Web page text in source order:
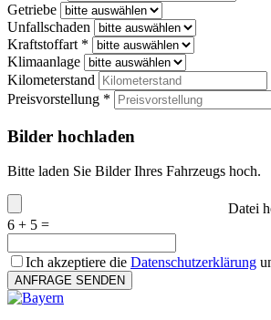
Getriebe
Unfallschaden
Kraftstoffart *
Klimaanlage
Kilometerstand
Preisvorstellung *
Bilder hochladen
Bitte laden Sie Bilder Ihres Fahrzeugs hoch.
Datei
6 + 5 =
Ich akzeptiere die Datenschutzerklärung
ANFRAGE SENDEN